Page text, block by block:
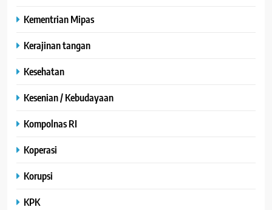
Kementrian Mipas
Kerajinan tangan
Kesehatan
Kesenian / Kebudayaan
Kompolnas RI
Koperasi
Korupsi
KPK